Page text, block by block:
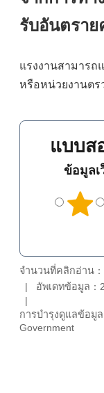
รับอันตราย
แรงงานสามารถ
หรือหน่วยงานตร
แบบส
ข้อมูลเ
จำนวนที่คลิกอ่าน：
อัพเดทข้อมูล：
การบำรุงดูแลข้อมูล
Government